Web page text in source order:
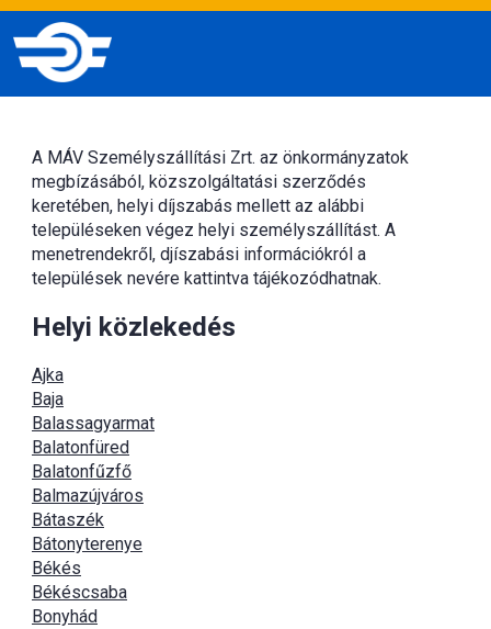
A MÁV Személyszállítási Zrt. az önkormányzatok
megbízásából, közszolgáltatási szerződés
keretében, helyi díjszabás mellett az alábbi
településeken végez helyi személyszállítást. A
menetrendekről, djíszabási információkról a
települések nevére kattintva tájékozódhatnak.
Helyi közlekedés
Ajka
Baja
Balassagyarmat
Balatonfüred
Balatonfűzfő
Balmazújváros
Bátaszék
Bátonyterenye
Békés
Békéscsaba
Bonyhád